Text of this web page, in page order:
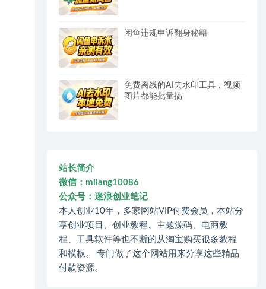
闲鱼违规申诉翻身秘籍
免费离线的AI去水印工具，视频
图片都能批量搞
站长简介
微信：milang10086
公众号：迷浪创业笔记
本人创业10年，多家网站VIP付费会员，本站分
享创业项目、创业教程、主题源码、电商教
程、工具软件等也不断的从淘宝购买很多教程
和模板。 专门做了这个网站用来分享这些精品
付款资源。